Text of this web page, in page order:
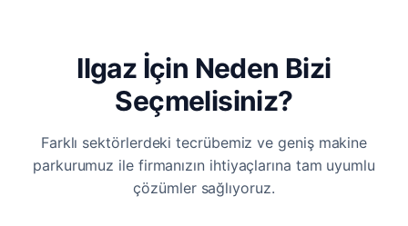
Ilgaz İçin Neden Bizi
Seçmelisiniz?
Farklı sektörlerdeki tecrübemiz ve geniş makine
parkurumuz ile firmanızın ihtiyaçlarına tam uyumlu
çözümler sağlıyoruz.